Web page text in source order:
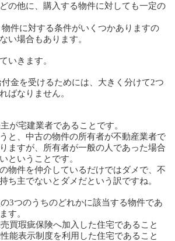
の他に、購入する物件に対しても一定の
件に対する条件がいくつかありますの
い場合もあります。
いきます。
金を受けるためには、大きく分けて2つ
ばなりません。
が宅建業者であることです。
と、中古の物件の所有者が不動産業者で
ますが、所有者が一般の人であった場合
ということです。
物件を仲介しているだけではダメで、不
ち主でないとダメだという訳ですね。
3つのうちのどれかに該当する物件であ
す。
買瑕疵保険へ加入した住宅であること
能表示制度を利用した住宅であること